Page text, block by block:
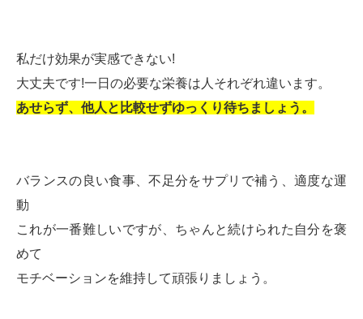
私だけ効果が実感できない!
大丈夫です!一日の必要な栄養は人それぞれ違います。
あせらず、他人と比較せずゆっくり待ちましょう。
バランスの良い食事、不足分をサプリで補う、適度な運
動
これが一番難しいですが、ちゃんと続けられた自分を褒
めて
モチベーションを維持して頑張りましょう。